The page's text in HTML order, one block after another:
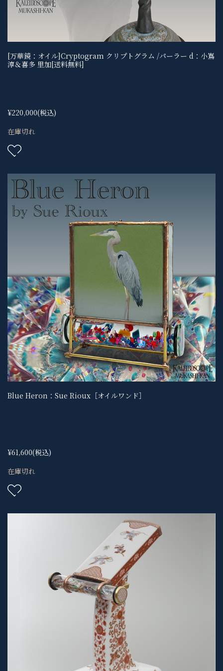
[万華鏡：オイル]Cryptogram クリプトグラム /パーラー d：小嶌
淳＆喜多 里加[送料無料]
¥220,000(税込)
在庫切れ
Blue Heron：Sue Rioux［オイルワンド］
¥61,600(税込)
在庫切れ